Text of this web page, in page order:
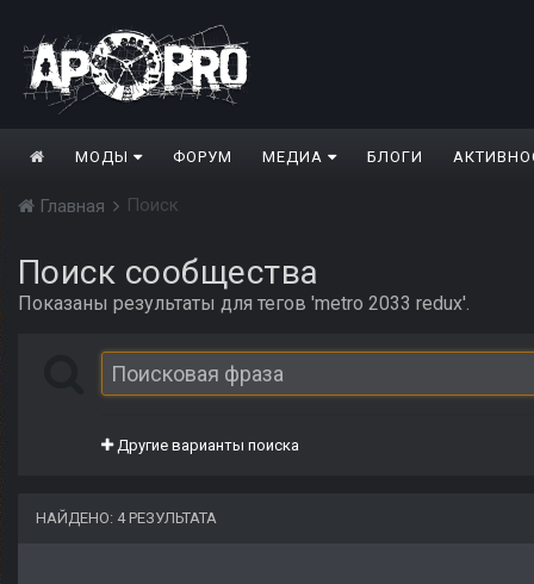
МОДЫ ФОРУМ МЕДИА БЛОГИ
Главная Поиск
Поиск сообщества
Показаны результаты для тегов 'metro 2033 redux'.
Другие варианты поиска
НАЙДЕНО: 4 РЕЗУЛЬТАТА